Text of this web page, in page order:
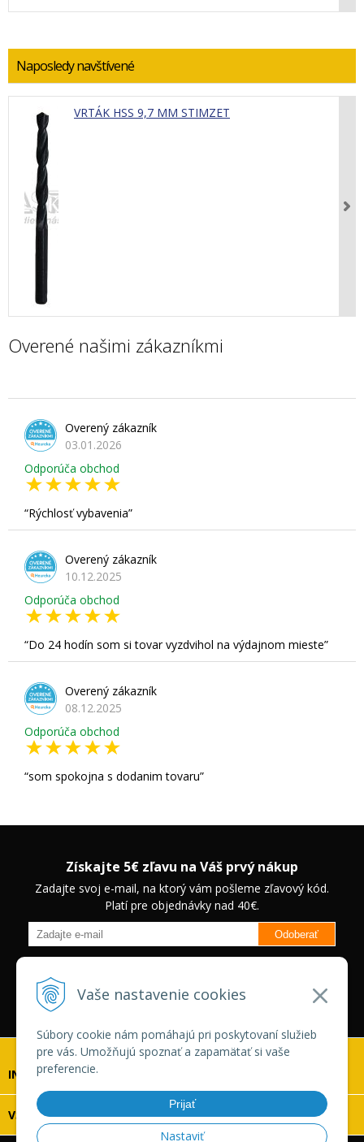
Vaše nastavenie cookies
Súbory cookie nám pomáhajú pri poskytovaní služieb
pre vás. Umožňujú spoznať a zapamätať si vaše
preferencie.
Prijať
Nastaviť
Naposledy navštívené
VRTÁK HSS 9,7 MM STIMZET
Overené našimi zákazníkmi
Overený zákazník
03.01.2026
Odporúča obchod
Rýchlosť vybavenia
Overený zákazník
10.12.2025
Odporúča obchod
Do 24 hodín som si tovar vyzdvihol na výdajnom mieste
Overený zákazník
08.12.2025
Odporúča obchod
som spokojna s dodanim tovaru
Získajte 5€ zľavu na Váš prvý nákup
Zadajte svoj e-mail, na ktorý vám pošleme zľavový kód.
Platí pre objednávky nad 40€.
Odoberať
zľavách na vybrané produkty.
Neplatí pre Veľkoobchodných
zákazníkov.
INFOLINKA
VŠETKO O NÁKUPE